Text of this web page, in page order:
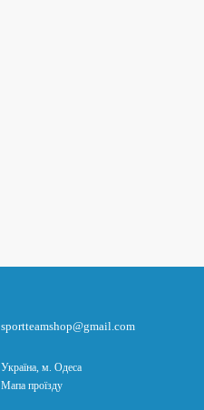
sportteamshop@gmail.com
Україна, м. Одеса
Мапа проїзду